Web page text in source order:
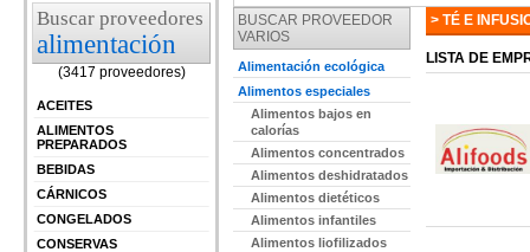
Buscar proveedores
alimentación
(3417 proveedores)
ACEITES
ALIMENTOS
PREPARADOS
BEBIDAS
CÁRNICOS
CONGELADOS
CONSERVAS
BUSCAR PROVEEDOR
VARIOS
Alimentación ecológica
Alimentos especiales
Alimentos bajos en
calorías
Alimentos concentrados
Alimentos deshidratados
Alimentos dietéticos
Alimentos infantiles
Alimentos liofilizados
> TÉ E
LISTA DE